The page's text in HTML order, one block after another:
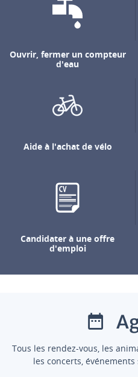
Ouvrir, fermer un compteur
d'eau
Aide à l'achat de vélo
Candidater à une offre
d'emploi
Tous les rendez-vous, les
les concerts,